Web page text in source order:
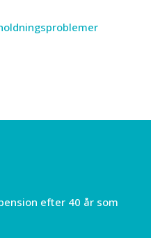
efter 40 år som